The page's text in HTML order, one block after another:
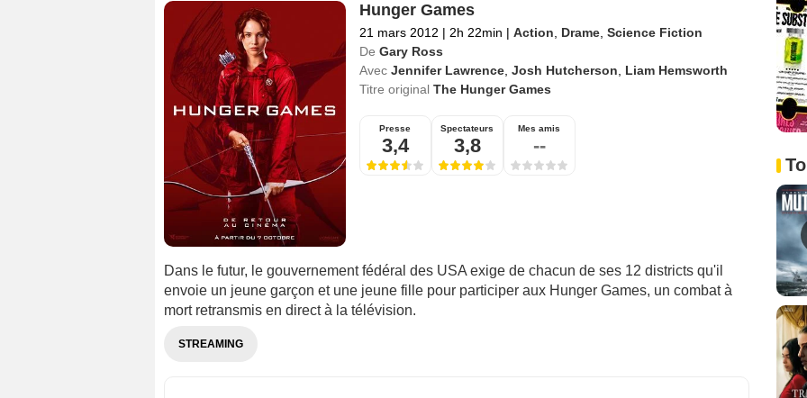
Hunger Games
21 mars 2012 | 2h 22min | Action Drame, Science Fiction
De Gary Ross
Avec Jennifer Lawrence, Josh Hutcherson
Liam Hemsworth
Titre original The Hunger Games
Presse
3,4
Spectateurs
3,8
Mes amis
--
Dans le futur, le gouvernement fédéral des USA exige de chacun de ses 12 districts qu'il
envoie un jeune garçon et une jeune fille pour participer aux Hunger Games, un combat à
mort retransmis en direct à la télévision.
STREAMING